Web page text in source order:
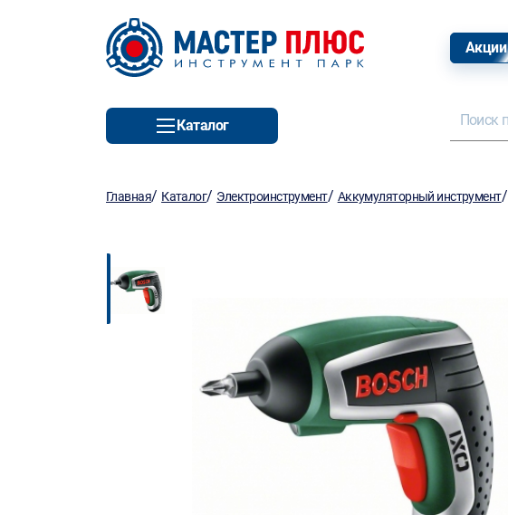
Акции
Каталог
Главная/ Каталог/ Электроинструмент/ Аккумуляторный инструмент/